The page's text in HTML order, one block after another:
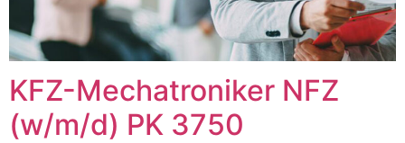
KFZ-Mechatroniker NFZ
(w/m/d) PK 3750